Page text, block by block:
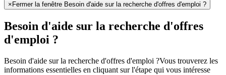
× Fermer la fenêtre Besoin d'aide sur la recherche d'offres d'emploi ?
Besoin d'aide sur la recherche d'offres
d'emploi ?
Besoin d'aide sur la recherche d'offres d'emploi ?Vous trouverez les
informations essentielles en cliquant sur l'étape qui vous intéresse